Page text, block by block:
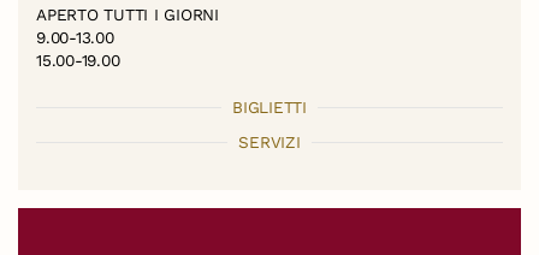
APERTO TUTTI I GIORNI
9.00-13.00
15.00-19.00
BIGLIETTI
SERVIZI